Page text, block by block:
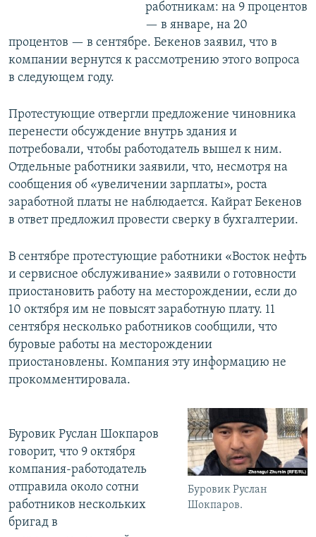
работникам: на 9 процентов
— в январе, на 20
процентов — в сентябре. Бекенов заявил, что в
компании вернутся к рассмотрению этого вопроса
в следующем году.
Протестующие отвергли предложение чиновника
перенести обсуждение внутрь здания и
потребовали, чтобы работодатель вышел к ним.
Отдельные работники заявили, что, несмотря на
сообщения об «увеличении зарплаты», роста
заработной платы не наблюдается. Кайрат Бекенов
в ответ предложил провести сверку в бухгалтерии.
В сентябре протестующие работники «Восток нефть
и сервисное обслуживание» заявили о готовности
приостановить работу на месторождении, если до
10 октября им не повысят заработную плату. 11
сентября несколько работников сообщили, что
буровые работы на месторождении
приостановлены. Компания эту информацию не
прокомментировала.
Буровик Руслан
Шокпаров.
Буровик Руслан Шокпаров
говорит, что 9 октября
компания-работодатель
отправила около сотни
работников нескольких
бригад в